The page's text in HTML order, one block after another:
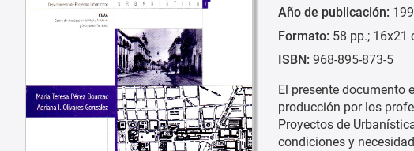
Año de publicación:
Formato: 58 pp.; 16x21
ISBN: 968-895-873-5
El presente documento
producción por los
Proyectos de
condiciones y